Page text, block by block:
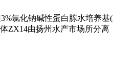
氯化钠碱性蛋白胨水培养
由扬州水产市场所分离